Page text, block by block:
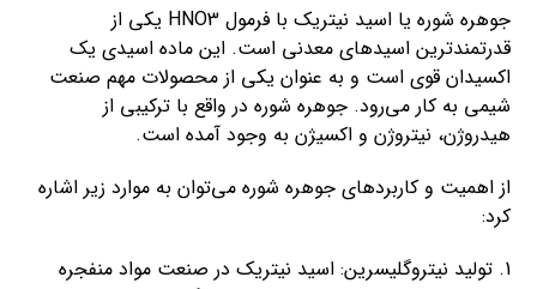
جوهره شوره یا اسید نیتریک با فرمول HNO3 یکی از
قدرتمندترین اسید‌های معدنی است. این ماده اسیدی یک
اکسیدان قوی است و به عنوان یکی از محصولات مهم صنعت
شیمی به کار می‌رود. جوهره شوره در واقع با ترکیبی از
هیدروژن، نیتروژن و اکسیژن به وجود آمده است.
از اهمیت و کاربردهای جوهره شوره می‌توان به موارد زیر اشاره
کرد:
1. تولید نیتروگلیسرین: اسید نیتریک در صنعت مواد منفجره